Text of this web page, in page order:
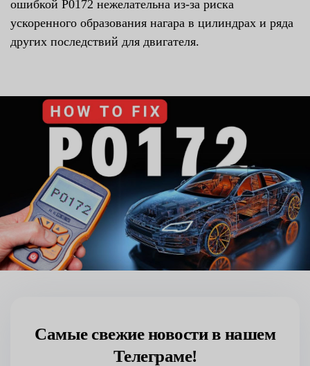
ошибкой P0172 нежелательна из-за риска
ускоренного образования нагара в цилиндрах и ряда
других последствий для двигателя.
Самые свежие новости в нашем
Телеграме!